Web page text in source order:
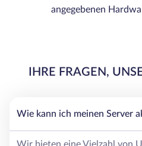
angegebenen
IHRE FRAGEN,
Wie kann ich meinen Server